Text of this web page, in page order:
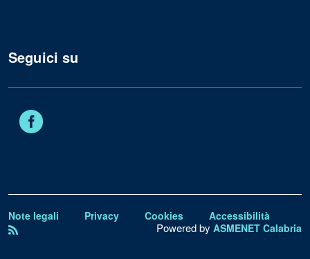
Seguici su
Note legali Privacy Cookies Accessibilità
Powered by ASMENET Calabria